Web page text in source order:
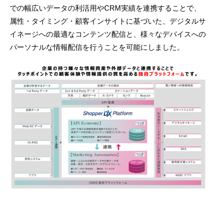
での幅広いデータの利活用やCRM実績を連携することで、
属性・タイミング・顧客インサイトに基づいた、デジタルサ
イネージへの最適なコンテンツ配信と、様々なデバイスへの
パーソナルな情報配信を行うことを可能にしました。